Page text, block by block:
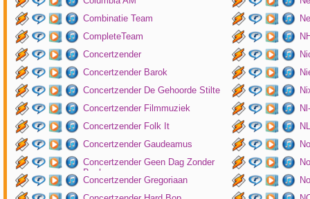
Combinatie Team
CompleteTeam
Concertzender
Concertzender Barok
Concertzender De Gehoorde Stilte
Concertzender Filmmuziek
Concertzender Folk It
Concertzender Gaudeamus
Concertzender Geen Dag Zonder
Bach
Concertzender Gregoriaan